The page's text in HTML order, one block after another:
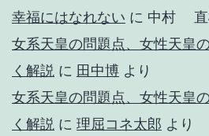
幸福にはなれない に 中村 直
女系天皇の問題点、女性天皇
く解説 に 田中博 より
女系天皇の問題点、女性天皇
く解説 に 理屈コネ太郎 より